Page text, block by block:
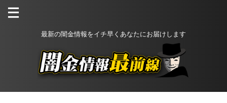
最新の闇金情報をイチ早くあなたにお届けします